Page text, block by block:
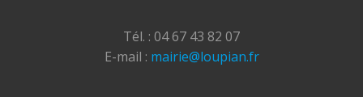
Tél. : 04 67 43 82 07
E-mail : mairie@loupian.fr